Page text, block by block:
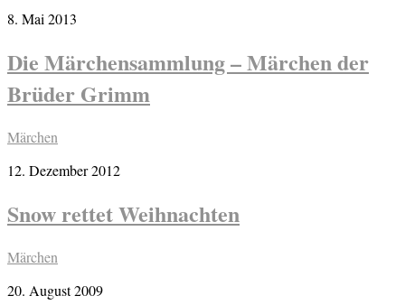
8. Mai 2013
Die Märchensammlung – Märchen der
Brüder Grimm
Märchen
12. Dezember 2012
Snow rettet Weihnachten
Märchen
20. August 2009